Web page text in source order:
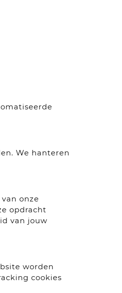
We hanteren
onze
opdracht
van jouw
worden
cookies